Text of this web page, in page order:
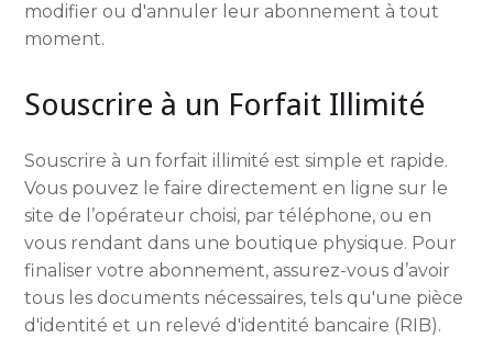
modifier ou d'annuler leur abonnement à tout
moment.
Souscrire à un Forfait Illimité
Souscrire à un forfait illimité est simple et rapide.
Vous pouvez le faire directement en ligne sur le
site de l’opérateur choisi, par téléphone, ou en
vous rendant dans une boutique physique. Pour
finaliser votre abonnement, assurez-vous d’avoir
tous les documents nécessaires, tels qu'une pièce
d'identité et un relevé d'identité bancaire (RIB).